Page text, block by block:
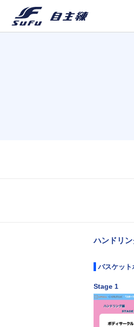
ハンドリン
バスケット
Stage 1